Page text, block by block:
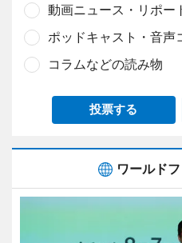
動画ニュース・リポー
ポッドキャスト・音声
コラムなどの読み物
投票する
ワールド